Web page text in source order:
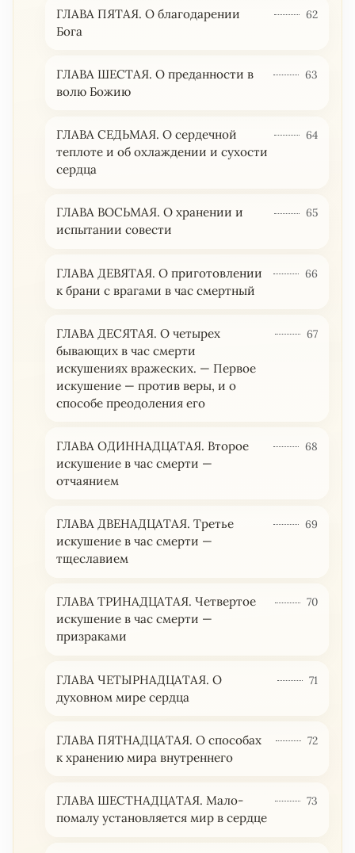
ГЛАВА ПЯТАЯ. О благодарении
Бога
62
ГЛАВА ШЕСТАЯ. О преданности в
волю Божию
63
ГЛАВА СЕДЬМАЯ. О сердечной
теплоте и об охлаждении и сухости
сердца
64
ГЛАВА ВОСЬМАЯ. О хранении и
испытании совести
65
ГЛАВА ДЕВЯТАЯ. О приготовлении
к брани с врагами в час смертный
66
ГЛАВА ДЕСЯТАЯ. О четырех
бывающих в час смерти
искушениях вражеских. — Первое
искушение — против веры, и о
способе преодоления его
67
ГЛАВА ОДИННАДЦАТАЯ. Второе
искушение в час смерти —
отчаянием
68
ГЛАВА ДВЕНАДЦАТАЯ. Третье
искушение в час смерти —
тщеславием
69
ГЛАВА ТРИНАДЦАТАЯ. Четвертое
искушение в час смерти —
призраками
70
ГЛАВА ЧЕТЫРНАДЦАТАЯ. О
духовном мире сердца
71
ГЛАВА ПЯТНАДЦАТАЯ. О способах
к хранению мира внутреннего
72
ГЛАВА ШЕСТНАДЦАТАЯ. Мало-
помалу установляется мир в сердце
73